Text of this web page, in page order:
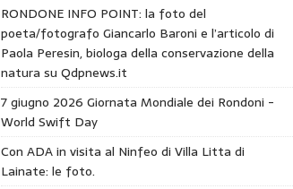
RONDONE INFO POINT: la foto del
poeta/fotografo Giancarlo Baroni e l’articolo di
Paola Peresin, biologa della conservazione della
natura su Qdpnews.it
7 giugno 2026 Giornata Mondiale dei Rondoni -
World Swift Day
Con ADA in visita al Ninfeo di Villa Litta di
Lainate: le foto.